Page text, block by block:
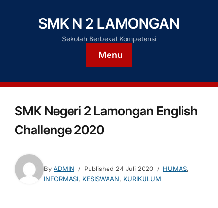
SMK N 2 LAMONGAN
Sekolah Berbekal Kompetensi
Menu
SMK Negeri 2 Lamongan English
Challenge 2020
By ADMIN Published 24 Juli 2020 HUMAS,
INFORMASI, KESISWAAN, KURIKULUM